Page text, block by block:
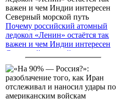
Почему российский атомный
ледокол «Ленин» остаётся так
важен и чем Индии интересен
Северный морской путь